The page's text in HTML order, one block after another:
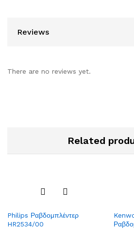
Reviews
There are no reviews yet.
Related
to
Philips Ραβδομπλέντερ
HR2534/00